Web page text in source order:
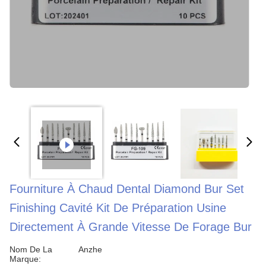
Fourniture À Chaud Dental Diamond Bur Set
Finishing Cavité Kit De Préparation Usine
Directement À Grande Vitesse De Forage Bur
Nom De La
Marque:
Anzhe